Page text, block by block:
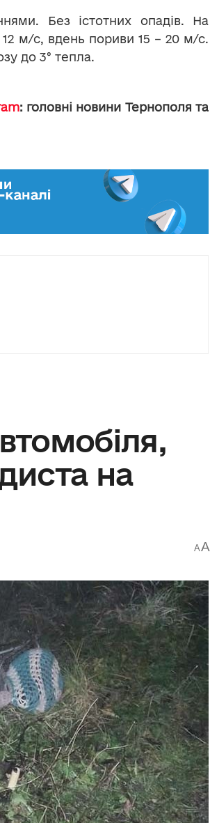
Без істотних опадів. На
м/с, вдень пориви 15 – 20 м/с.
до 3° тепла.
: головні новини Тернополя та
на
AA